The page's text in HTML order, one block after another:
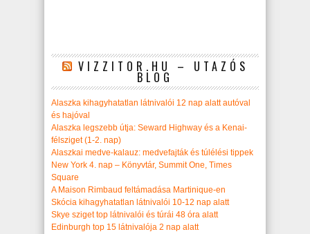
VIZZITOR.HU – UTAZÓS
BLOG
Alaszka kihagyhatatlan látnivalói 12 nap alatt autóval
és hajóval
Alaszka legszebb útja: Seward Highway és a Kenai-
félsziget (1-2. nap)
Alaszkai medve-kalauz: medvefajták és túlélési tippek
New York 4. nap – Könyvtár, Summit One, Times
Square
A Maison Rimbaud feltámadása Martinique-en
Skócia kihagyhatatlan látnivalói 10-12 nap alatt
Skye sziget top látnivalói és túrái 48 óra alatt
Edinburgh top 15 látnivalója 2 nap alatt